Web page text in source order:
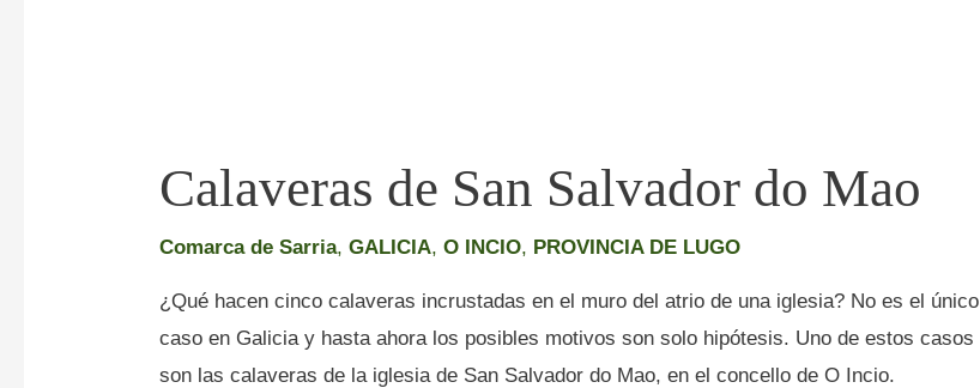
Calaveras de San Salvador do Mao
Comarca de Sarria,GALICIA,O INCIO, PROVINCIA DE LUGO
¿Qué hacen cinco calaveras incrustadas en el muro del atrio de una iglesia? No es el único
caso en Galicia y hasta ahora los posibles motivos son solo hipótesis. Uno de estos casos
son las calaveras de la iglesia de San Salvador do Mao, en el concello de O Incio.